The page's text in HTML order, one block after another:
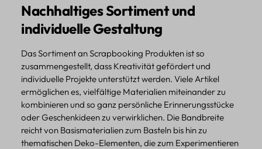
Nachhaltiges Sortiment und
individuelle Gestaltung
Das Sortiment an Scrapbooking Produkten ist so
zusammengestellt, dass Kreativität gefördert und
individuelle Projekte unterstützt werden. Viele Artikel
ermöglichen es, vielfältige Materialien miteinander zu
kombinieren und so ganz persönliche Erinnerungsstücke
oder Geschenkideen zu verwirklichen. Die Bandbreite
reicht von Basismaterialien zum Basteln bis hin zu
thematischen Deko-Elementen, die zum Experimentieren